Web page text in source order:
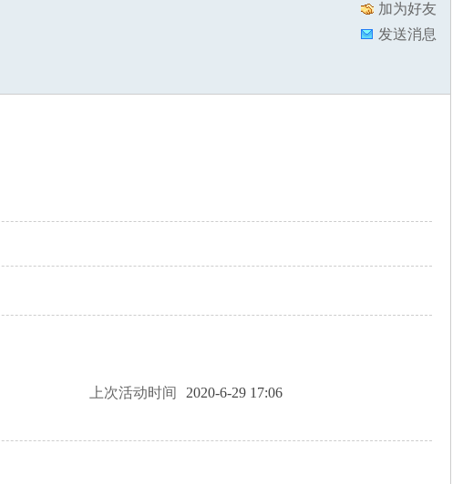
加为好友
发送消息
上次活动时间
2020-6-29 17:06